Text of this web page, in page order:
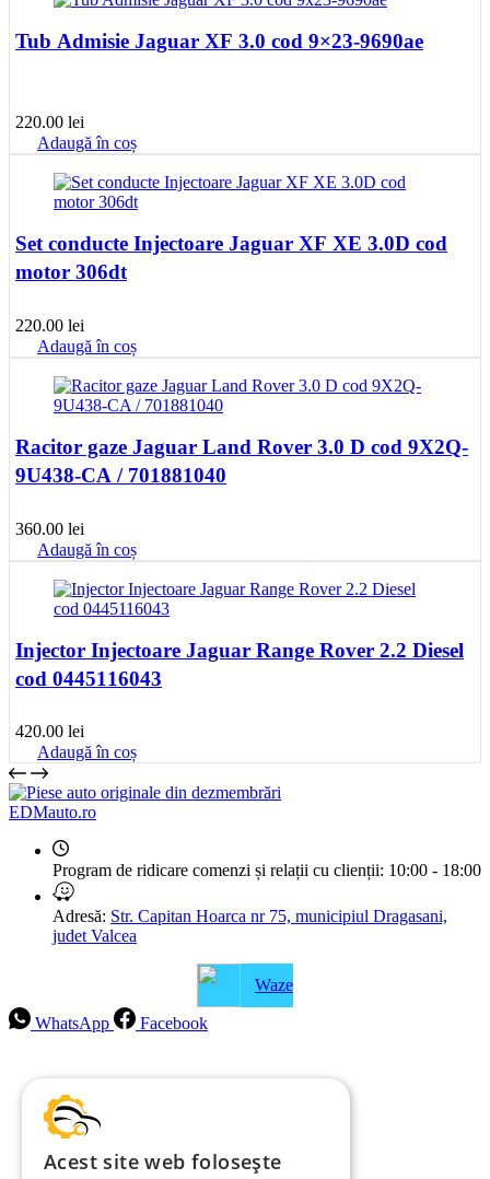
Tub Admisie Jaguar XF 3.0 cod 9×23-9690ae
220.00 lei
Adaugă în coș
Set conducte Injectoare Jaguar XF XE 3.0D cod
motor 306dt
220.00 lei
Adaugă în coș
Racitor gaze Jaguar Land Rover 3.0 D cod 9X2Q-
9U438-CA / 701881040
360.00 lei
Adaugă în coș
Injector Injectoare Jaguar Range Rover 2.2 Diesel
cod 0445116043
420.00 lei
Adaugă în coș
EDMauto.ro
Program de ridicare comenzi și relații cu clienții: 10:00 - 18:00
Adresă: Str. Capitan Hoarca nr 75, municipiul Dragasani,
judet Valcea
Waze
WhatsApp
Facebook
Blog
Politica de ramburs și retur
Formular de retur
Acest site web folosește